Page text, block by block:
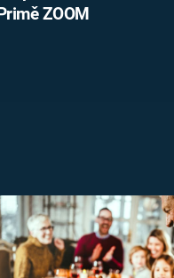
Primě ZOOM